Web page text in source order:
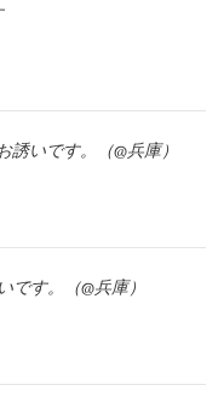
いです。（@兵庫）
す。（@兵庫）